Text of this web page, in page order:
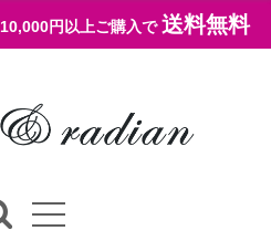
10,000円以上ご購入で 送料無料